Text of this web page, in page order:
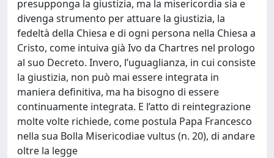
presupponga la giustizia, ma la misericordia sia e
divenga strumento per attuare la giustizia, la
fedeltà della Chiesa e di ogni persona nella Chiesa a
Cristo, come intuiva già Ivo da Chartres nel prologo
al suo Decreto. Invero, l’uguaglianza, in cui consiste
la giustizia, non può mai essere integrata in
maniera definitiva, ma ha bisogno di essere
continuamente integrata. E l’atto di reintegrazione
molte volte richiede, come postula Papa Francesco
nella sua Bolla Misericodiae vultus (n. 20), di andare
oltre la legge